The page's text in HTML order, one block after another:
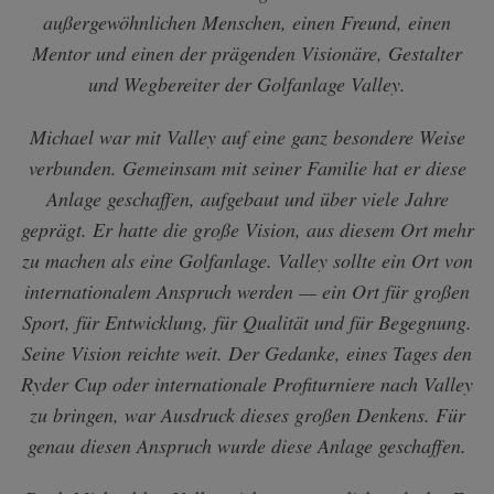
außergewöhnlichen Menschen, einen Freund, einen
Mentor und einen der prägenden Visionäre, Gestalter
und Wegbereiter der Golfanlage Valley.
Michael war mit Valley auf eine ganz besondere Weise
verbunden. Gemeinsam mit seiner Familie hat er diese
Anlage geschaffen, aufgebaut und über viele Jahre
geprägt. Er hatte die große Vision, aus diesem Ort mehr
zu machen als eine Golfanlage. Valley sollte ein Ort von
internationalem Anspruch werden — ein Ort für großen
Sport, für Entwicklung, für Qualität und für Begegnung.
Seine Vision reichte weit. Der Gedanke, eines Tages den
Ryder Cup oder internationale Profiturniere nach Valley
zu bringen, war Ausdruck dieses großen Denkens. Für
genau diesen Anspruch wurde diese Anlage geschaffen.